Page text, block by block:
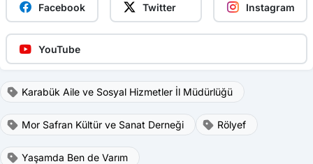
Facebook Twitter Instagram
YouTube
Karabük Aile ve Sosyal Hizmetler İl Müdürlüğü
Mor Safran Kültür ve Sanat Derneği Rölyef
Yaşamda Ben de Varım